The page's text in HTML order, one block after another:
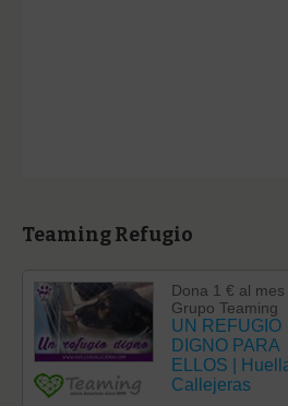
Teaming Refugio